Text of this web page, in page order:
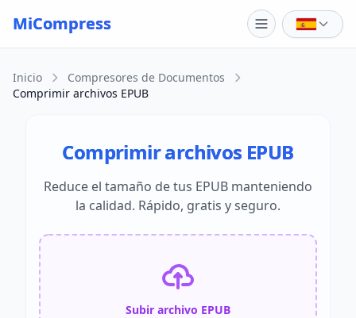
Skip to main content
MiCompress
Inicio
Compresores de Documentos
Comprimir archivos EPUB
Comprimir archivos EPUB
Reduce el tamaño de tus EPUB manteniendo
la calidad. Rápido, gratis y seguro.
Subir archivo EPUB